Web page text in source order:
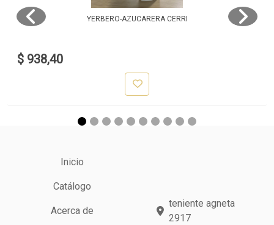
YERBERO-AZUCARERA CERRI
$ 938,40
Inicio
Catálogo
Acerca de
teniente agneta
2917